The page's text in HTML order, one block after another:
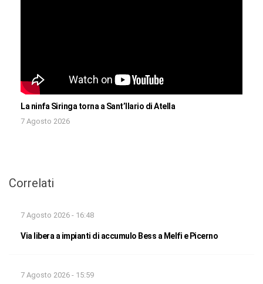
La ninfa Siringa torna a Sant’Ilario di Atella
7 Agosto 2026
Correlati
7 Agosto 2026 - 16:48
Via libera a impianti di accumulo Bess a Melfi e Picerno
7 Agosto 2026 - 15:59